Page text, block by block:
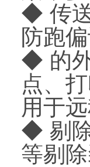
◆ 传
防跑
◆ 的
点、
用于
◆ 剔
等剔